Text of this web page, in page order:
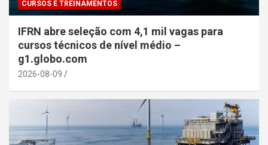
CURSOS E TREINAMENTOS
IFRN abre seleção com 4,1 mil vagas para
cursos técnicos de nível médio –
g1.globo.com
2026-08-09